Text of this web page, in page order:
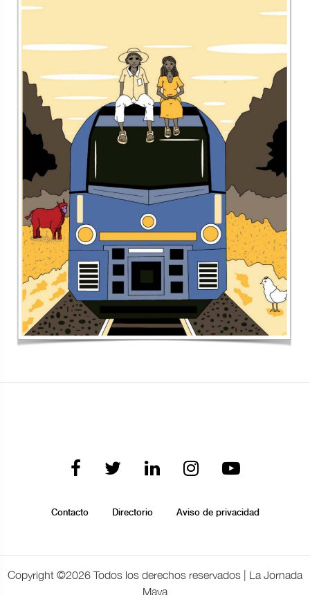
Contacto Directorio Aviso de privacidad
Copyright ©2026 Todos los derechos reservados | La Jornada
Maya